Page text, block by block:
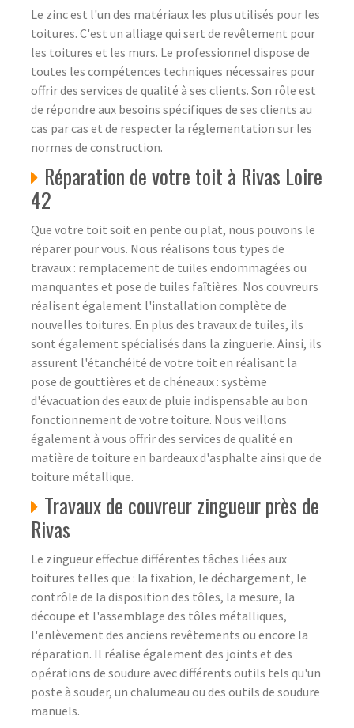
Le zinc est l'un des matériaux les plus utilisés pour les
toitures. C'est un alliage qui sert de revêtement pour
les toitures et les murs. Le professionnel dispose de
toutes les compétences techniques nécessaires pour
offrir des services de qualité à ses clients. Son rôle est
de répondre aux besoins spécifiques de ses clients au
cas par cas et de respecter la réglementation sur les
normes de construction.
Réparation de votre toit à Rivas Loire
42
Que votre toit soit en pente ou plat, nous pouvons le
réparer pour vous. Nous réalisons tous types de
travaux : remplacement de tuiles endommagées ou
manquantes et pose de tuiles faîtières. Nos couvreurs
réalisent également l'installation complète de
nouvelles toitures. En plus des travaux de tuiles, ils
sont également spécialisés dans la zinguerie. Ainsi, ils
assurent l'étanchéité de votre toit en réalisant la
pose de gouttières et de chéneaux : système
d'évacuation des eaux de pluie indispensable au bon
fonctionnement de votre toiture. Nous veillons
également à vous offrir des services de qualité en
matière de toiture en bardeaux d'asphalte ainsi que de
toiture métallique.
Travaux de couvreur zingueur près de
Rivas
Le zingueur effectue différentes tâches liées aux
toitures telles que : la fixation, le déchargement, le
contrôle de la disposition des tôles, la mesure, la
découpe et l'assemblage des tôles métalliques,
l'enlèvement des anciens revêtements ou encore la
réparation. Il réalise également des joints et des
opérations de soudure avec différents outils tels qu'un
poste à souder, un chalumeau ou des outils de soudure
manuels.